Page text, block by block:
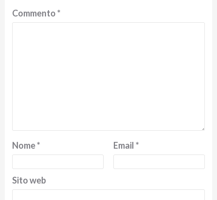
Commento*
Nome* Email*
Sito web